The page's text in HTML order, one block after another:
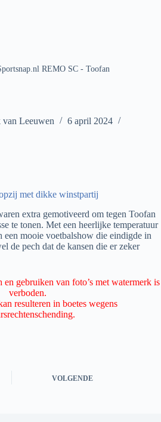
REMO SC - Toofan
van Leeuwen
6 april 2024
met dikke winstpartij
extra gemotiveerd om tegen Toofan
te tonen. Met een heerlijke temperatuur
een mooie voetbalshow die eindigde in
de pech dat de kansen die er zeker
gebruiken van foto’s met watermerk is
verboden.
resulteren in boetes wegens
VOLGENDE